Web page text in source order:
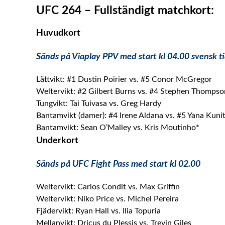
UFC 264 – Fullständigt matchkort:
Huvudkort
Sänds på Viaplay PPV med start kl 04.00 svensk
Lättvikt: #1 Dustin Poirier vs. #5 Conor McGregor
Weltervikt: #2 Gilbert Burns vs. #4 Stephen
Tungvikt: Tai Tuivasa vs. Greg Hardy
Bantamvikt (damer): #4 Irene Aldana vs. #5 Yana
Bantamvikt: Sean O’Malley vs. Kris Moutinho*
Underkort
Sänds på UFC Fight Pass med start kl 02.00
Weltervikt: Carlos Condit vs. Max Griffin
Weltervikt: Niko Price vs. Michel Pereira
Fjädervikt: Ryan Hall vs. Ilia Topuria
Mellanvikt: Dricus du Plessis vs. Trevin Giles